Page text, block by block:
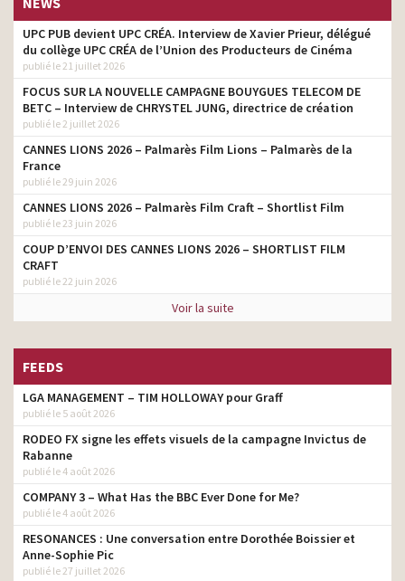
UPC PUB devient UPC CRÉA. Interview de Xavier Prieur, délégué
du collège UPC CRÉA de l’Union des Producteurs de Cinéma
publié le 21 juillet 2026
FOCUS SUR LA NOUVELLE CAMPAGNE BOUYGUES TELECOM DE
BETC – Interview de CHRYSTEL JUNG, directrice de création
publié le 2 juillet 2026
CANNES LIONS 2026 – Palmarès Film Lions – Palmarès de la
France
publié le 29 juin 2026
CANNES LIONS 2026 – Palmarès Film Craft – Shortlist Film
publié le 23 juin 2026
COUP D’ENVOI DES CANNES LIONS 2026 – SHORTLIST FILM
CRAFT
publié le 22 juin 2026
Voir la suite
FEEDS
LGA MANAGEMENT – TIM HOLLOWAY pour Graff
publié le 5 août 2026
RODEO FX signe les effets visuels de la campagne Invictus de
Rabanne
publié le 4 août 2026
COMPANY 3 – What Has the BBC Ever Done for Me?
publié le 4 août 2026
RESONANCES : Une conversation entre Dorothée Boissier et
Anne-Sophie Pic
publié le 27 juillet 2026